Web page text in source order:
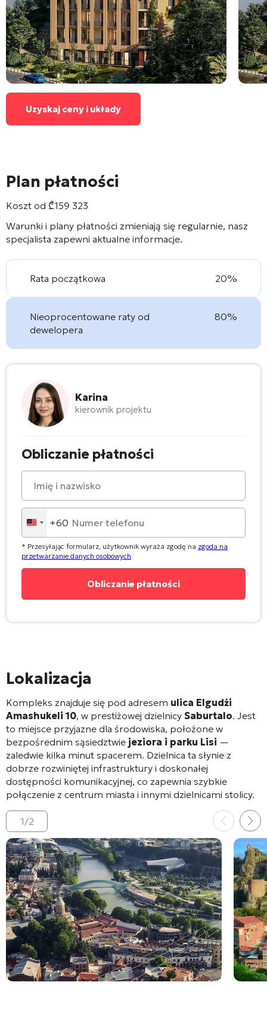
Uzyskaj ceny i układy
Plan płatności
Koszt od ₾159 323
Warunki i plany płatności zmieniają się regularnie, nasz
specjalista zapewni aktualne informacje.
Rata początkowa 20%
Nieoprocentowane raty od
dewelopera
80%
Karina
kierownik projektu
Obliczanie płatności
Malaysia
+60
+60
* Przesyłając formularz, użytkownik wyraża zgodę na zgoda na
przetwarzanie danych osobowych
Lokalizacja
Kompleks znajduje się pod adresem ulica Elgudżi
Amashukeli 10, w prestiżowej dzielnicy Saburtalo. Jest
to miejsce przyjazne dla środowiska, położone w
bezpośrednim sąsiedztwie jeziora i parku Lisi —
zaledwie kilka minut spacerem. Dzielnica ta słynie z
dobrze rozwiniętej infrastruktury i doskonałej
dostępności komunikacyjnej, co zapewnia szybkie
połączenie z centrum miasta i innymi dzielnicami stolicy.
1/2